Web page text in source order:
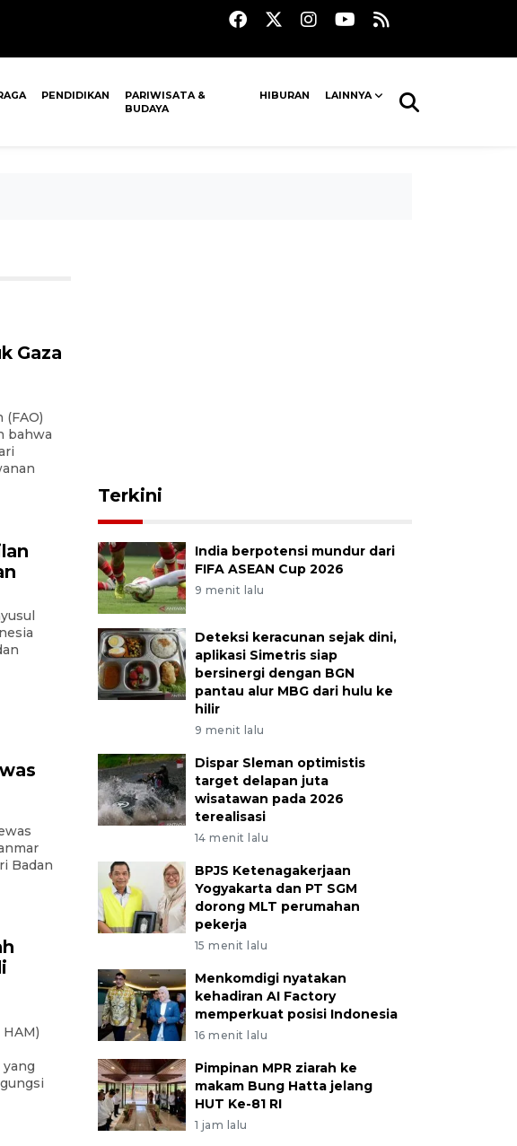
PENDIDIKAN
PARIWISATA &
BUDAYA
HIBURAN LAINNYA
Gaza
bahwa
Badan
Terkini
India berpotensi mundur dari
FIFA ASEAN Cup 2026
9 menit lalu
Deteksi keracunan sejak dini,
aplikasi Simetris siap
bersinergi dengan BGN
pantau alur MBG dari hulu ke
hilir
9 menit lalu
Dispar Sleman optimistis
target delapan juta
wisatawan pada 2026
terealisasi
14 menit lalu
BPJS Ketenagakerjaan
Yogyakarta dan PT SGM
dorong MLT perumahan
pekerja
15 menit lalu
Menkomdigi nyatakan
kehadiran AI Factory
memperkuat posisi Indonesia
16 menit lalu
Pimpinan MPR ziarah ke
makam Bung Hatta jelang
HUT Ke-81 RI
1 jam lalu